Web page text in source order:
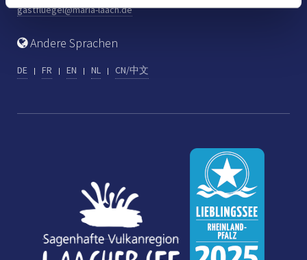
gastfluegel@maria-laach.de
Andere Sprachen
DE FR EN NL CN/中文